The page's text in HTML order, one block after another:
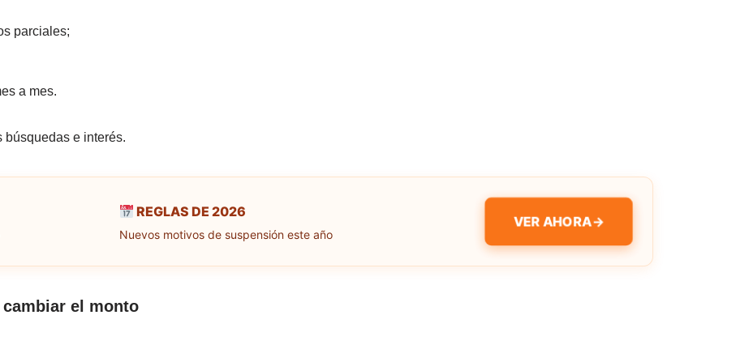
parciales;
a mes.
búsquedas e interés.
REGLAS DE 2026
Nuevos motivos de suspensión este año
VER AHORA→
el monto